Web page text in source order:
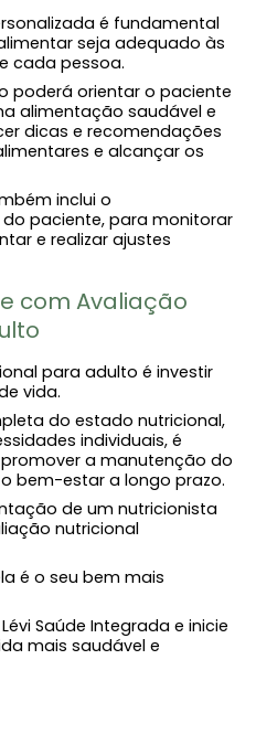
é fundamental
seja adequado às
cada pessoa.
poderá orientar o paciente
alimentação saudável e
dicas e recomendações
e alcançar os
inclui o
paciente, para monitorar
e realizar ajustes
com Avaliação
para adulto é investir
vida.
do estado nutricional,
individuais, é
a manutenção do
bem-estar a longo prazo.
de um nutricionista
nutricional
é o seu bem mais
Saúde Integrada e inicie
mais saudável e